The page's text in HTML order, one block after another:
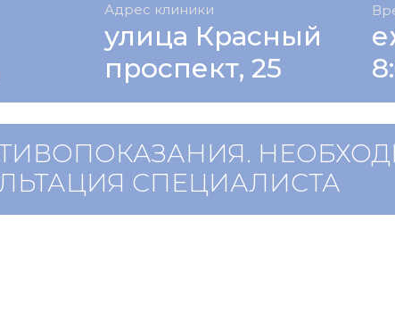
Адрес клиники
улица Красный
проспект, 25
СПЕЦИАЛИСТА